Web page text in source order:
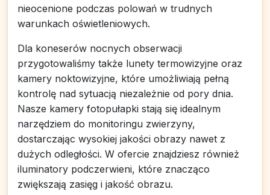
nieocenione podczas polowań w trudnych
warunkach oświetleniowych.
Dla koneserów nocnych obserwacji
przygotowaliśmy także lunety termowizyjne oraz
kamery noktowizyjne, które umożliwiają pełną
kontrolę nad sytuacją niezależnie od pory dnia.
Nasze kamery fotopułapki stają się idealnym
narzędziem do monitoringu zwierzyny,
dostarczając wysokiej jakości obrazy nawet z
dużych odległości. W ofercie znajdziesz również
iluminatory podczerwieni, które znacząco
zwiększają zasięg i jakość obrazu.